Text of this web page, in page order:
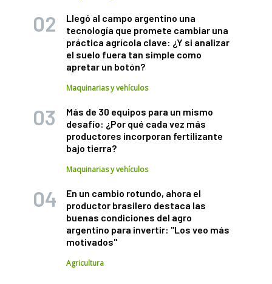
Llegó al campo argentino una
tecnología que promete cambiar una
práctica agrícola clave: ¿Y si analizar
el suelo fuera tan simple como
apretar un botón?
Maquinarias y vehículos
Más de 30 equipos para un mismo
desafío: ¿Por qué cada vez más
productores incorporan fertilizante
bajo tierra?
Maquinarias y vehículos
En un cambio rotundo, ahora el
productor brasilero destaca las
buenas condiciones del agro
argentino para invertir: "Los veo más
motivados"
Agricultura